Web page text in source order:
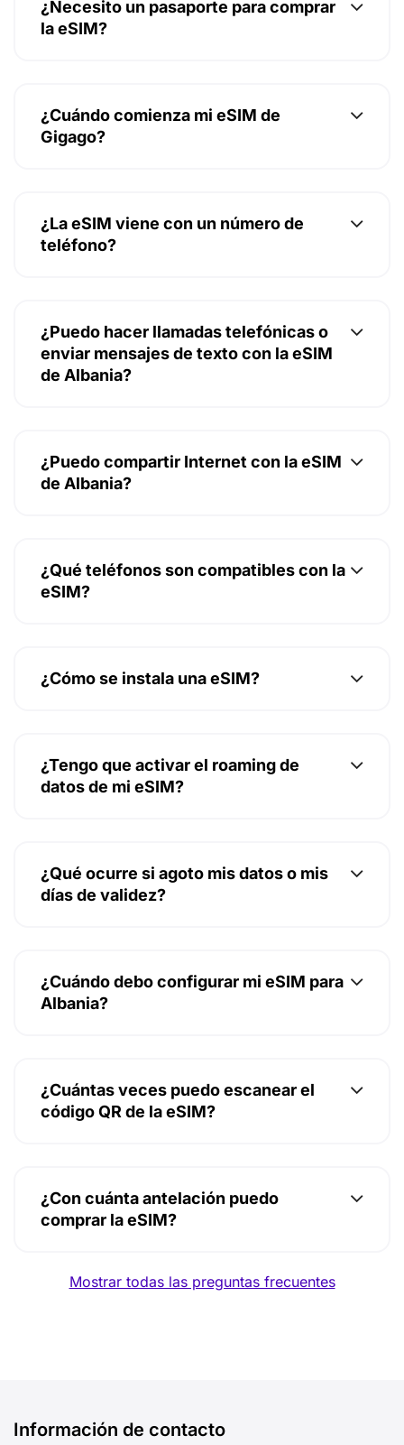
¿Necesito un pasaporte para comprar
la eSIM?
¿Cuándo comienza mi eSIM de
Gigago?
¿La eSIM viene con un número de
teléfono?
¿Puedo hacer llamadas telefónicas o
enviar mensajes de texto con la eSIM
de Albania?
¿Puedo compartir Internet con la eSIM
de Albania?
¿Qué teléfonos son compatibles con la
eSIM?
¿Cómo se instala una eSIM?
¿Tengo que activar el roaming de
datos de mi eSIM?
¿Qué ocurre si agoto mis datos o mis
días de validez?
¿Cuándo debo configurar mi eSIM para
Albania?
¿Cuántas veces puedo escanear el
código QR de la eSIM?
¿Con cuánta antelación puedo
comprar la eSIM?
Mostrar todas las preguntas frecuentes
Información de contacto